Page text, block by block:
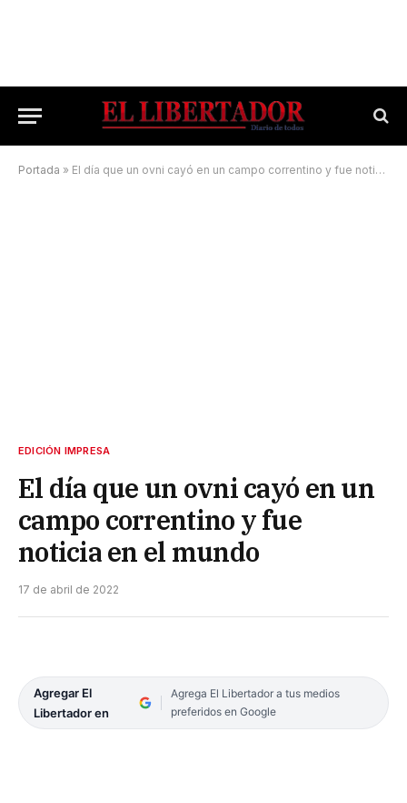
Portada » El día que un ovni cayó en un campo correntino y fue noticia en el mundo
EDICIÓN IMPRESA
El día que un ovni cayó en un
campo correntino y fue
noticia en el mundo
17 de abril de 2022
Agregar El
Libertador en
Agrega El Libertador a tus medios
preferidos en Google